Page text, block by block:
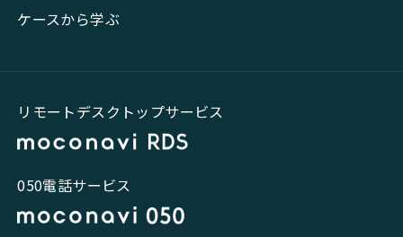
ケースから学ぶ
リモートデスクトップサービス
050電話サービス